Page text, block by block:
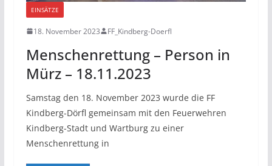
EINSÄTZE
18. November 2023 FF_Kindberg-Doerfl
Menschenrettung – Person in
Mürz – 18.11.2023
Samstag den 18. November 2023 wurde die FF
Kindberg-Dörfl gemeinsam mit den Feuerwehren
Kindberg-Stadt und Wartburg zu einer
Menschenrettung in